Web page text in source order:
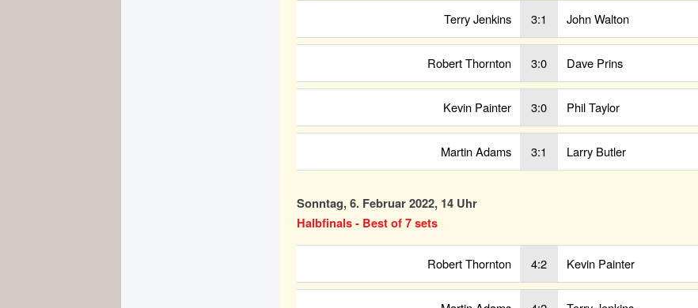
Terry Jenkins 3:1 John Walton
Robert Thornton 3:0 Dave Prins
Kevin Painter 3:0 Phil Taylor
Martin Adams 3:1 Larry Butler
Sonntag, 6. Februar 2022, 14 Uhr
Halbfinals - Best of 7 sets
Robert Thornton 4:2 Kevin Painter